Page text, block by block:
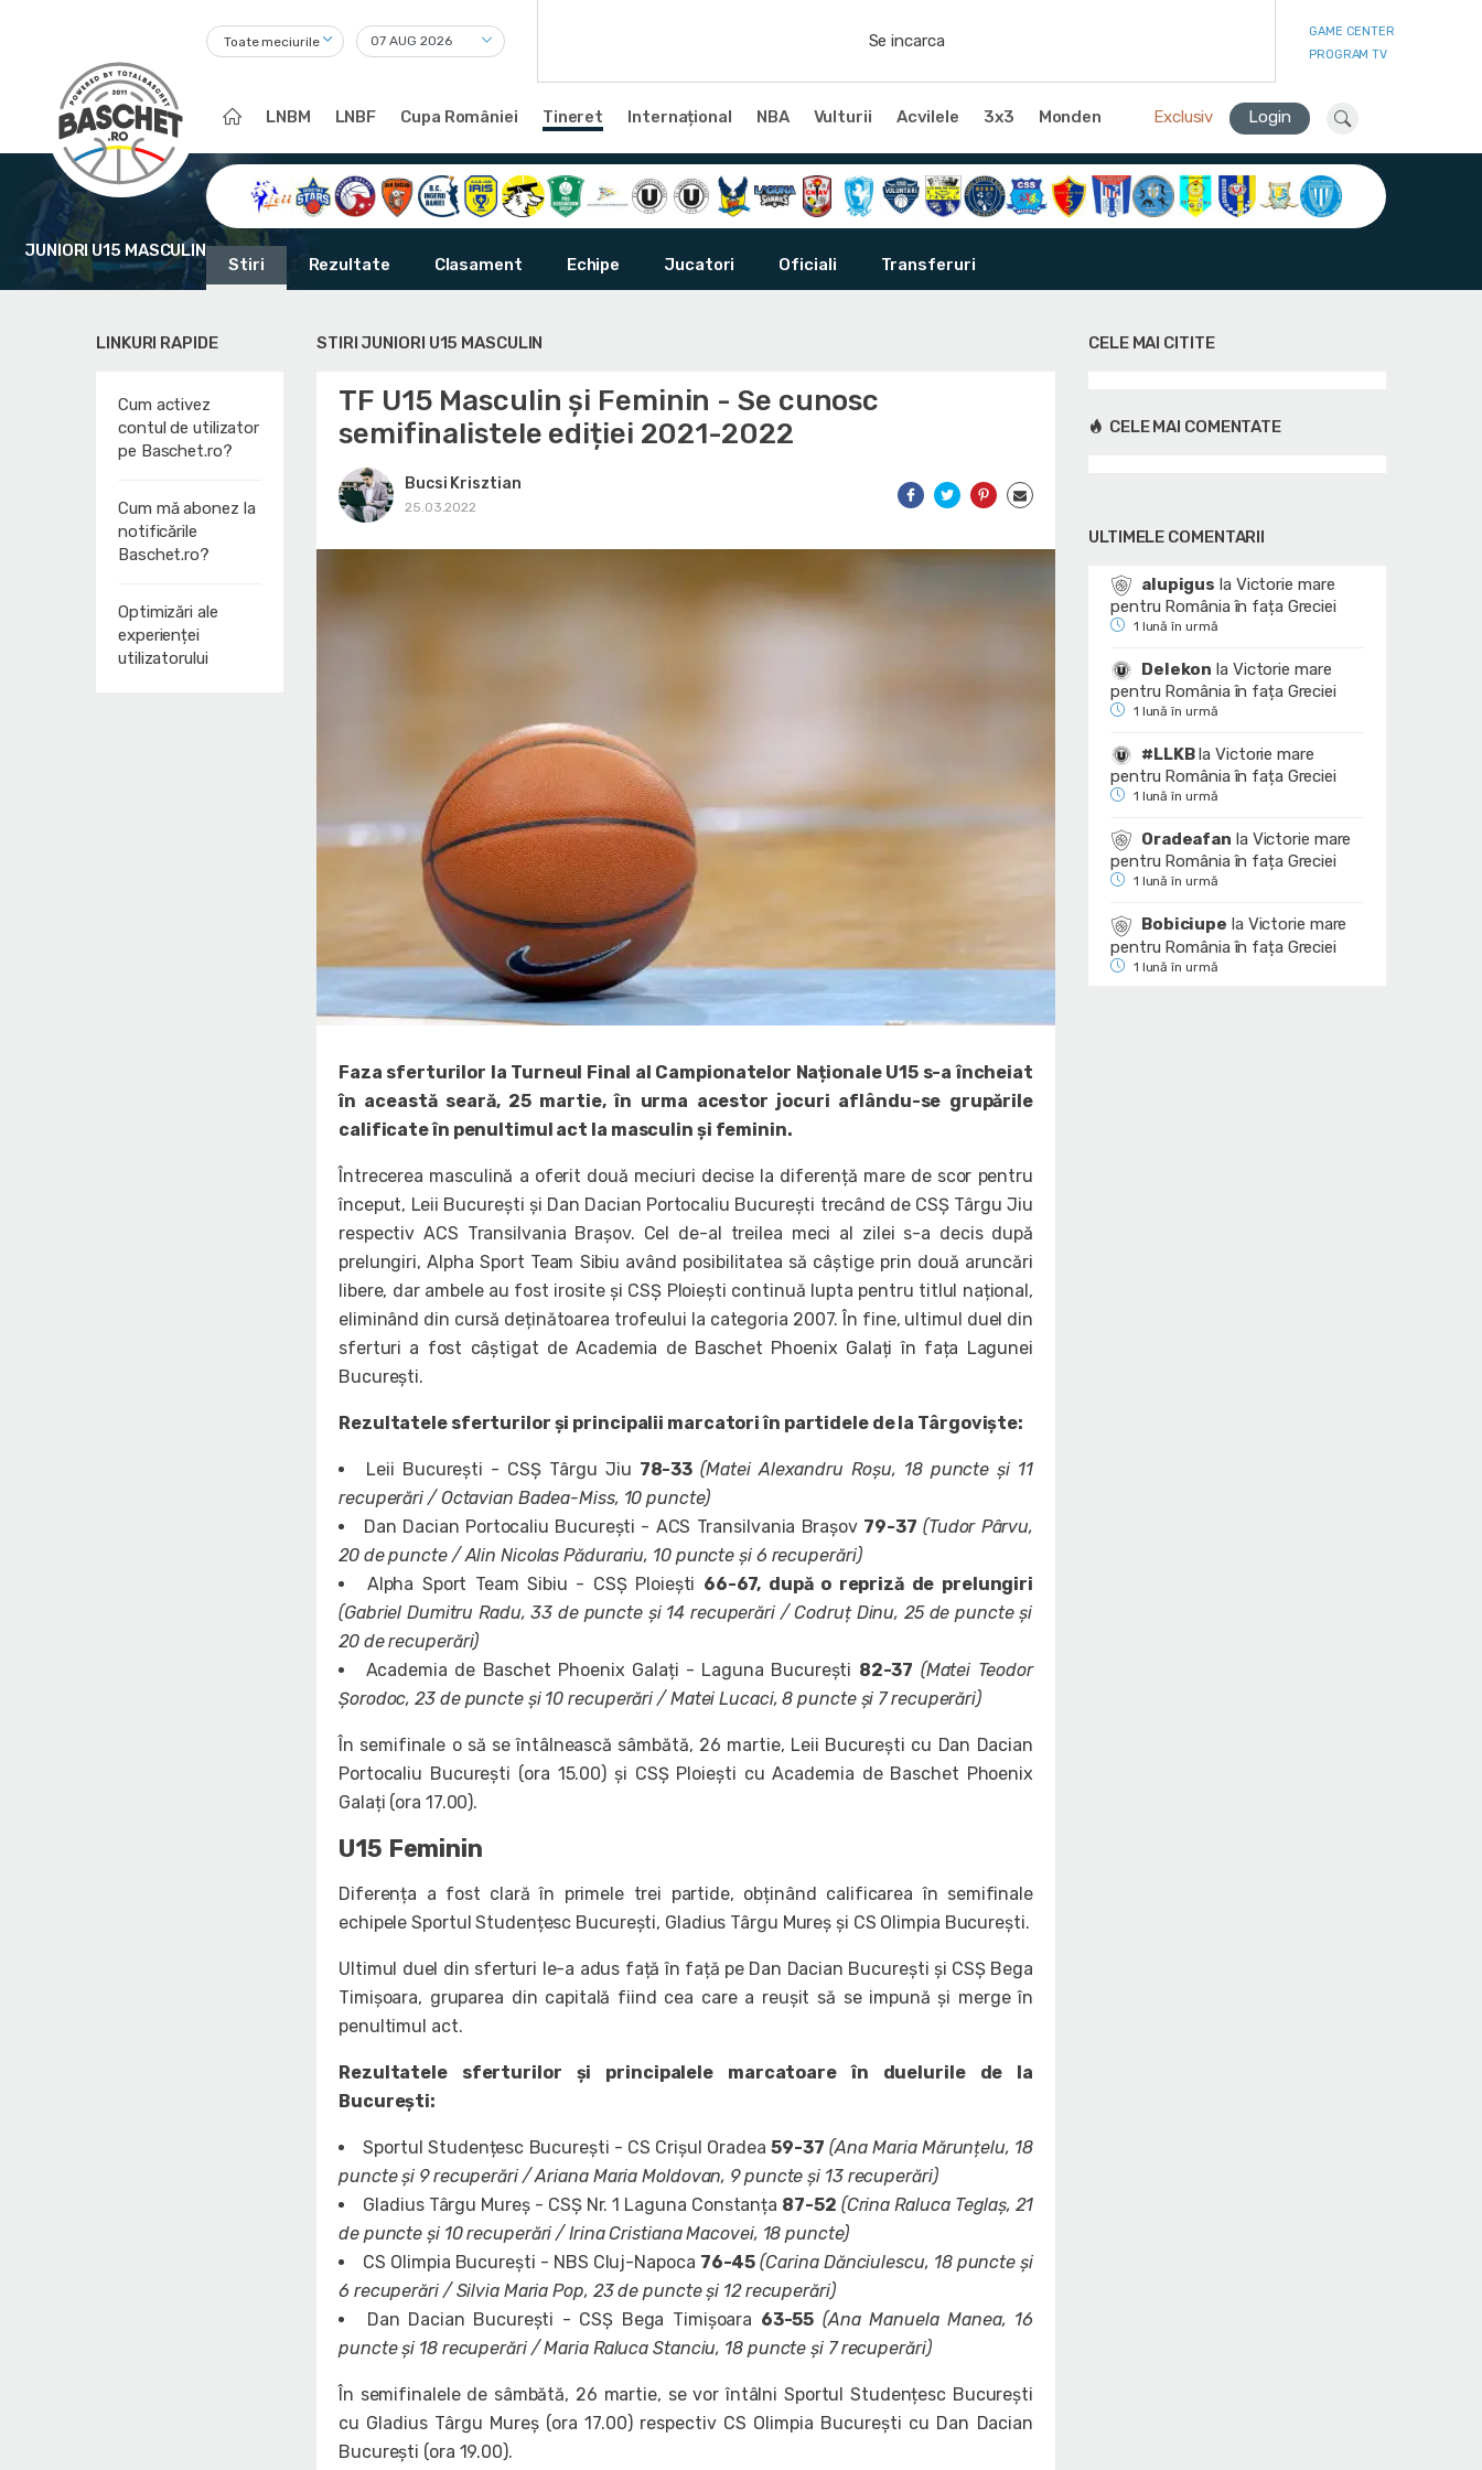
Toate meciurile Se incarca
GAME CENTER
PROGRAM TV
LNBM LNBF Cupa României Tineret Internațional NBA Vulturii Acvilele 3x3 Monden Exclusiv Login
JUNIORI U15 MASCULIN
Stiri Rezultate Clasament Echipe Jucatori Oficiali Transferuri
LINKURI RAPIDE
Cum activez
contul de utilizator
pe Baschet.ro?
Cum mă abonez la
notificările
Baschet.ro?
Optimizări ale
experienței
utilizatorului
STIRI JUNIORI U15 MASCULIN
TF U15 Masculin și Feminin - Se cunosc
semifinalistele ediției 2021-2022
Bucsi Krisztian
25.03.2022
Faza sferturilor la Turneul Final al Campionatelor Naționale U15 s-a încheiat
în această seară, 25 martie, în urma acestor jocuri aflându-se grupările
calificate în penultimul act la masculin și feminin.
Întrecerea masculină a oferit două meciuri decise la diferență mare de scor pentru
început, Leii București și Dan Dacian Portocaliu București trecând de CSȘ Târgu Jiu
respectiv ACS Transilvania Brașov. Cel de-al treilea meci al zilei s-a decis după
prelungiri, Alpha Sport Team Sibiu având posibilitatea să câștige prin două aruncări
libere, dar ambele au fost irosite și CSȘ Ploiești continuă lupta pentru titlul național,
eliminând din cursă deținătoarea trofeului la categoria 2007. În fine, ultimul duel din
sferturi a fost câștigat de Academia de Baschet Phoenix Galați în fața Lagunei
București.
Rezultatele sferturilor și principalii marcatori în partidele de la Târgoviște:
Leii București - CSȘ Târgu Jiu 78-33 (Matei Alexandru Roșu, 18 puncte și 11
recuperări / Octavian Badea-Miss, 10 puncte)
Dan Dacian Portocaliu București - ACS Transilvania Brașov 79-37 (Tudor Pârvu,
20 de puncte / Alin Nicolas Pădurariu, 10 puncte și 6 recuperări)
Alpha Sport Team Sibiu - CSȘ Ploiești 66-67, după o repriză de prelungiri
(Gabriel Dumitru Radu, 33 de puncte și 14 recuperări / Codruț Dinu, 25 de puncte și
20 de recuperări)
Academia de Baschet Phoenix Galați - Laguna București 82-37 (Matei Teodor
Șorodoc, 23 de puncte și 10 recuperări / Matei Lucaci, 8 puncte și 7 recuperări)
În semifinale o să se întâlnească sâmbătă, 26 martie, Leii București cu Dan Dacian
Portocaliu București (ora 15.00) și CSȘ Ploiești cu Academia de Baschet Phoenix
Galați (ora 17.00).
U15 Feminin
Diferența a fost clară în primele trei partide, obținând calificarea în semifinale
echipele Sportul Studențesc București, Gladius Târgu Mureș și CS Olimpia București.
Ultimul duel din sferturi le-a adus față în față pe Dan Dacian București și CSȘ Bega
Timișoara, gruparea din capitală fiind cea care a reușit să se impună și merge în
penultimul act.
Rezultatele sferturilor și principalele marcatoare în duelurile de la
București:
Sportul Studențesc București - CS Crișul Oradea59-37 (Ana Maria Mărunțelu, 18
puncte și 9 recuperări / Ariana Maria Moldovan, 9 puncte și 13 recuperări)
Gladius Târgu Mureș - CSȘ Nr. 1 Laguna Constanța 87-52 (Crina Raluca Teglaș, 21
de puncte și 10 recuperări / Irina Cristiana Macovei, 18 puncte)
CS Olimpia București - NBS Cluj-Napoca 76-45 (Carina Dănciulescu, 18 puncte și
6 recuperări / Silvia Maria Pop, 23 de puncte și 12 recuperări)
Dan Dacian București - CSȘ Bega Timișoara 63-55 (Ana Manuela Manea, 16
puncte și 18 recuperări / Maria Raluca Stanciu, 18 puncte și 7 recuperări)
În semifinalele de sâmbătă, 26 martie, se vor întâlni Sportul Studențesc București
cu Gladius Târgu Mureș (ora 17.00) respectiv CS Olimpia București cu Dan Dacian
București (ora 19.00).
CELE MAI CITITE
CELE MAI COMENTATE
ULTIMELE COMENTARII
alupigus la Victorie mare
pentru România în fața Greciei
1 lună în urmă
Delekon la Victorie mare
pentru România în fața Greciei
1 lună în urmă
#LLKBlaVictorie mare
pentru România în fața Greciei
1 lună în urmă
Oradeafan la Victorie mare
pentru România în fața Greciei
1 lună în urmă
Bobiciupe la Victorie mare
pentru România în fața Greciei
1 lună în urmă